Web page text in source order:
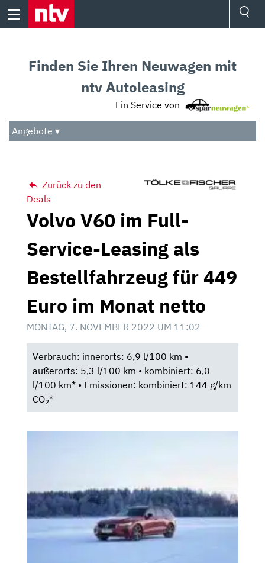
Skip
Audio
Das Beste
Finden Sie Ihren Neuwagen mit
ntv Autoleasing
Ein Service von
Angebote ▾
Zurück zu den
Deals
Volvo V60 im Full-
Service-Leasing als
Bestellfahrzeug für 449
Euro im Monat netto
MONTAG, 7. NOVEMBER 2022 UM 11:02
Verbrauch: innerorts: 6,9 l/100 km •
außerorts: 5,3 l/100 km • kombiniert: 6,0
l/100 km* • Emissionen: kombiniert: 144 g/km
CO2*